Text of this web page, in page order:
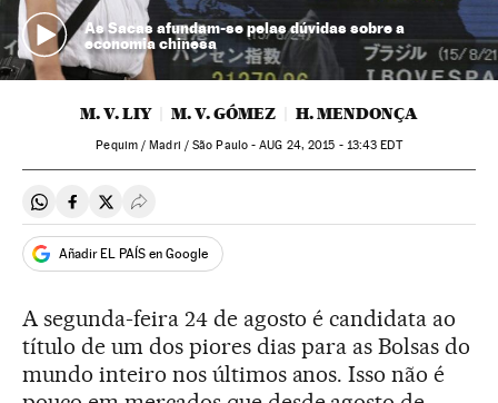
As Sacas afundam-se pelas dúvidas sobre a
economia chinesa
M. V. LIY M. V. GÓMEZ H. MENDONÇA
Pequim / Madri / São Paulo -AUG 24, 2015 - 13:43 EDT
Compartir en Whatsapp
Compartir en Facebook
Compartir en Twitter
Desplegar Redes Sociales
Añadir EL PAÍS en Google
A segunda-feira 24 de agosto é candidata ao
título de um dos piores dias para as Bolsas do
mundo inteiro nos últimos anos. Isso não é